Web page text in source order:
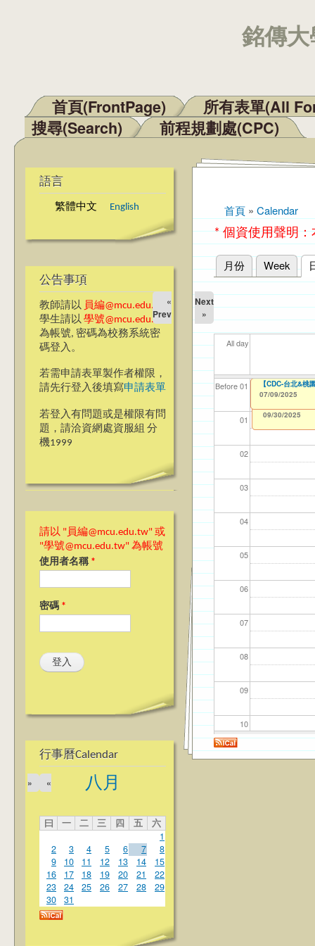
銘傳
主選單
首頁(FrontPage)
所有表單(All
搜尋(Search)
前程規劃處(CPC)
語言
繁體中文 English
公告事項
教師請以 員編@mcu.edu.tw
學生請以 學號@mcu.edu.tw
為帳號, 密碼為校務系統密
碼登入。
若需申請表單製作者權限，
請先行登入後填寫申請表單
若登入有問題或是權限有問
題，請洽資網處資服組 分
機1999
請以 "員編@mcu.edu.tw" 或
"學號@mcu.edu.tw" 為帳號
使用者名稱 *
密碼 *
行事曆Calendar
八月
«
»
曰 一 二 三 四 五
六
1
2
3 4 5 6 7
8
9
10 11 12 13 14
15
16
17 18 19 20 21
22
23
24 25 26 27 28
29
30
31
您在這裡
首頁 » Calendar
* 個資使用聲明
主要索引標籤
月份 Week
«
Prev
Next
»
All day
Before 01
01
02
03
04
05
06
07
08
09
10
11
【資網處】
整合系統～表單
12/31/2027
我愛銘傳我愛養
校區)
09/30/2025
【財
【財
114
114
【資訊網路處】
07/01/2025
【CDC-台北&
07/09/2025